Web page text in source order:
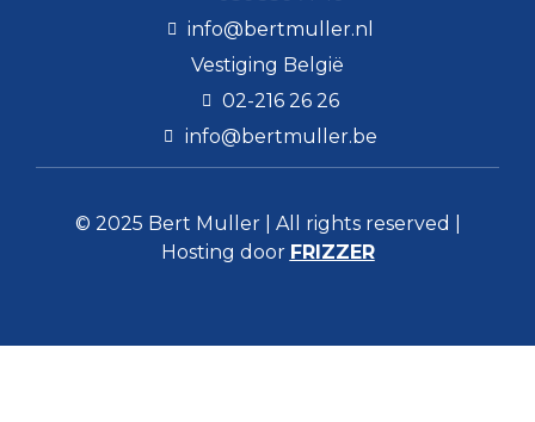
info@bertmuller.nl
Vestiging België
02-216 26 26
info@bertmuller.be
© 2025 Bert Muller | All rights reserved |
Hosting door FRIZZER